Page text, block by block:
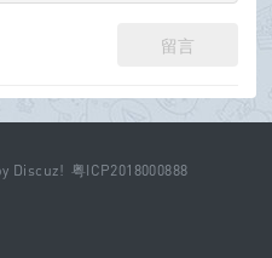
留言
Discuz! 粤ICP2018000888